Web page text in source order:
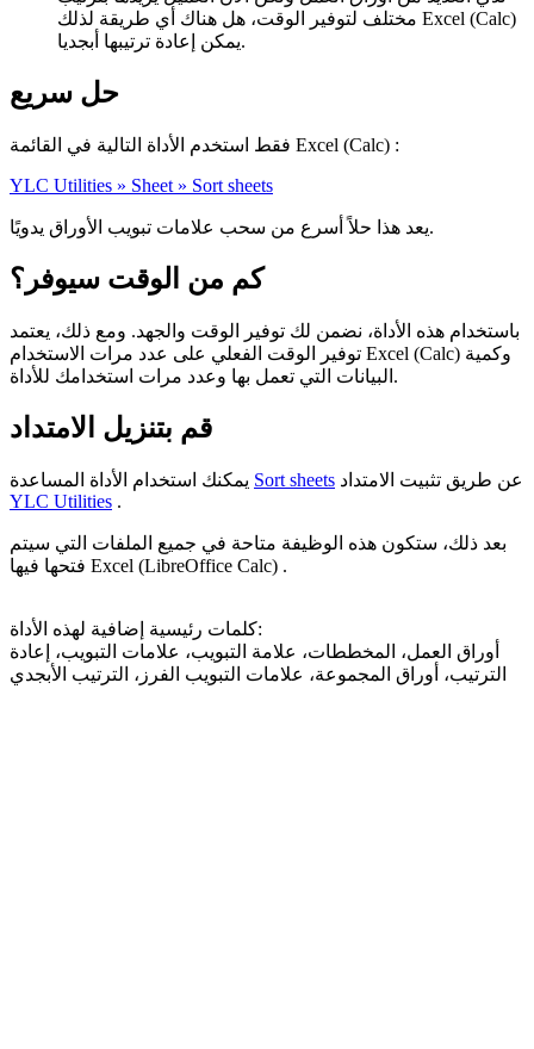
مختلف لتوفير الوقت، هل هناك أي طريقة لذلك Excel (Calc)
يمكن إعادة ترتيبها أبجديا.
حل سريع
فقط استخدم الأداة التالية في القائمة Excel (Calc) :
YLC Utilities » Sheet » Sort sheets
يعد هذا حلاً أسرع من سحب علامات تبويب الأوراق يدويًا.
كم من الوقت سيوفر؟
باستخدام هذه الأداة، نضمن لك توفير الوقت والجهد. ومع ذلك، يعتمد
توفير الوقت الفعلي على عدد مرات الاستخدام Excel (Calc) وكمية
البيانات التي تعمل بها وعدد مرات استخدامك للأداة.
قم بتنزيل الامتداد
Sort sheets عن طريق تثبيت الامتداد
YLC Utilities .
بعد ذلك، ستكون هذه الوظيفة متاحة في جميع الملفات التي سيتم
فتحها فيها Excel (LibreOffice Calc) .
كلمات رئيسية إضافية لهذه الأداة:
أوراق العمل، المخططات، علامة التبويب، علامات التبويب، إعادة
الترتيب، أوراق المجموعة، علامات التبويب الفرز، الترتيب الأبجدي